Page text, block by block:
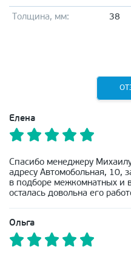
Толщина, мм: 38
Елена
Спасибо менеджеру
адресу Автомобольная, 10,
в подборе межкомнатных и
осталась довольна его
Ольга